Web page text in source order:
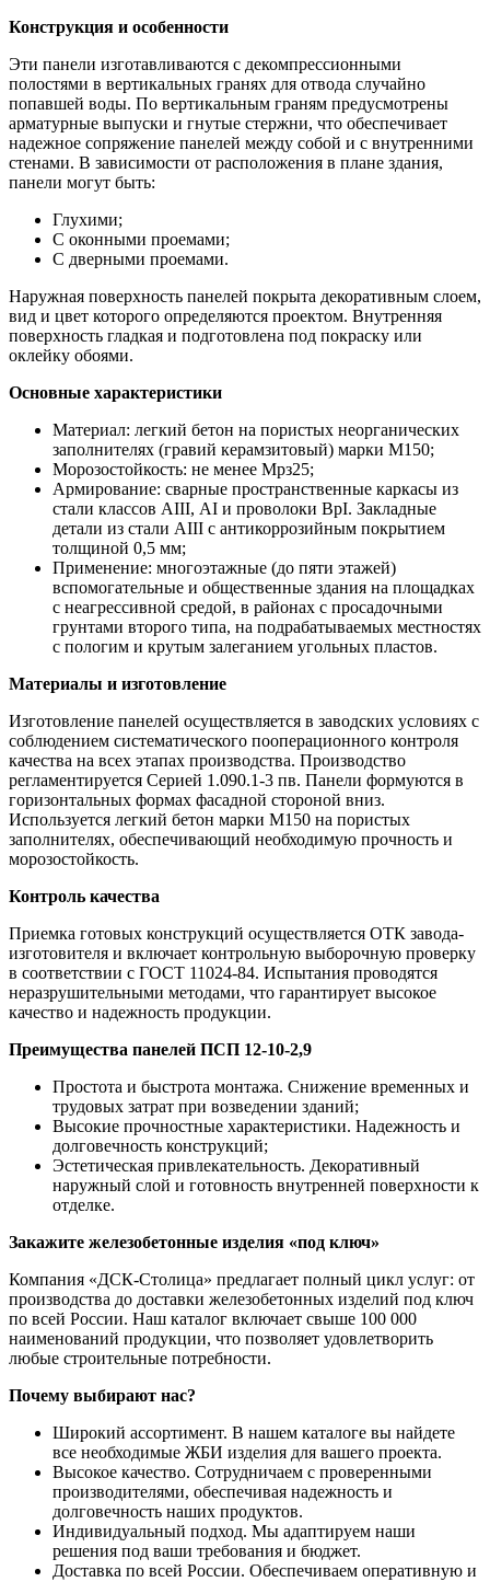
Конструкция и особенности
Эти панели изготавливаются с декомпрессионными
полостями в вертикальных гранях для отвода случайно
попавшей воды. По вертикальным граням предусмотрены
арматурные выпуски и гнутые стержни, что обеспечивает
надежное сопряжение панелей между собой и с внутренними
стенами. В зависимости от расположения в плане здания,
панели могут быть:
Глухими;
С оконными проемами;
С дверными проемами.
Наружная поверхность панелей покрыта декоративным слоем,
вид и цвет которого определяются проектом. Внутренняя
поверхность гладкая и подготовлена под покраску или
оклейку обоями.
Основные характеристики
Материал: легкий бетон на пористых неорганических
заполнителях (гравий керамзитовый) марки М150;
Морозостойкость: не менее Мрз25;
Армирование: сварные пространственные каркасы из
стали классов АIII, АI и проволоки ВрI. Закладные
детали из стали АIII с антикоррозийным покрытием
толщиной 0,5 мм;
Применение: многоэтажные (до пяти этажей)
вспомогательные и общественные здания на площадках
с неагрессивной средой, в районах с просадочными
грунтами второго типа, на подрабатываемых местностях
с пологим и крутым залеганием угольных пластов.
Материалы и изготовление
Изготовление панелей осуществляется в заводских условиях с
соблюдением систематического пооперационного контроля
качества на всех этапах производства. Производство
регламентируется Серией 1.090.1-3 пв. Панели формуются в
горизонтальных формах фасадной стороной вниз.
Используется легкий бетон марки М150 на пористых
заполнителях, обеспечивающий необходимую прочность и
морозостойкость.
Контроль качества
Приемка готовых конструкций осуществляется ОТК завода-
изготовителя и включает контрольную выборочную проверку
в соответствии с ГОСТ 11024-84. Испытания проводятся
неразрушительными методами, что гарантирует высокое
качество и надежность продукции.
Преимущества панелей ПСП 12-10-2,9
Простота и быстрота монтажа. Снижение временных и
трудовых затрат при возведении зданий;
Высокие прочностные характеристики. Надежность и
долговечность конструкций;
Эстетическая привлекательность. Декоративный
наружный слой и готовность внутренней поверхности к
отделке.
Закажите железобетонные изделия «под ключ»
Компания «ДСК-Столица» предлагает полный цикл услуг: от
производства до доставки железобетонных изделий под ключ
по всей России. Наш каталог включает свыше 100 000
наименований продукции, что позволяет удовлетворить
любые строительные потребности.
Почему выбирают нас?
Широкий ассортимент. В нашем каталоге вы найдете
все необходимые ЖБИ изделия для вашего проекта.
Высокое качество. Сотрудничаем с проверенными
производителями, обеспечивая надежность и
долговечность наших продуктов.
Индивидуальный подход. Мы адаптируем наши
решения под ваши требования и бюджет.
Доставка по всей России. Обеспечиваем оперативную и